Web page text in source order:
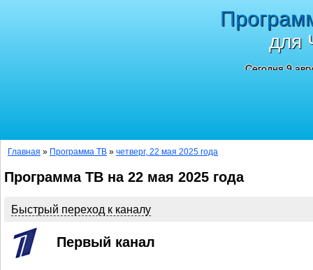
для
Сегодня 9
Главная » Программа ТВ » четверг, 22 мая 2025 года
Программа ТВ на 22 мая 2025 года
Быстрый переход к каналу
Первый канал